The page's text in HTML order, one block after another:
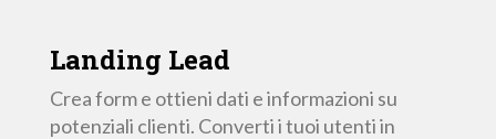
Landing Lead
Crea form e ottieni dati e informazioni su
potenziali clienti. Converti i tuoi utenti in